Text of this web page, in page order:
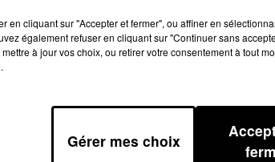
en cliquant sur "Accepter et fermer", ou affiner en
également refuser en cliquant sur "Continuer sans
à jour vos choix, ou retirer votre consentement à tout
Gérer mes choix